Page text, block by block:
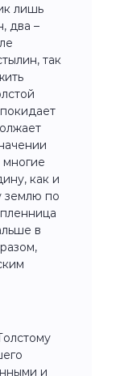
лишь
два –
так
многие
как и
землю по
в
и